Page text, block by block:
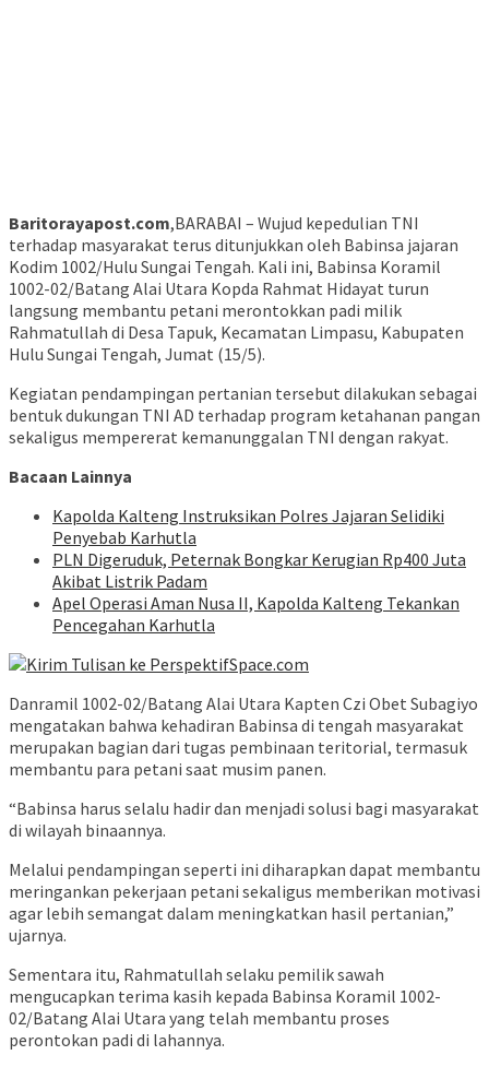
Baritorayapost.com,BARABAI – Wujud kepedulian TNI
terhadap masyarakat terus ditunjukkan oleh Babinsa jajaran
Kodim 1002/Hulu Sungai Tengah. Kali ini, Babinsa Koramil
1002-02/Batang Alai Utara Kopda Rahmat Hidayat turun
langsung membantu petani merontokkan padi milik
Rahmatullah di Desa Tapuk, Kecamatan Limpasu, Kabupaten
Hulu Sungai Tengah, Jumat (15/5).
Kegiatan pendampingan pertanian tersebut dilakukan sebagai
bentuk dukungan TNI AD terhadap program ketahanan pangan
sekaligus mempererat kemanunggalan TNI dengan rakyat.
Bacaan Lainnya
Kapolda Kalteng Instruksikan Polres Jajaran Selidiki
Penyebab Karhutla
PLN Digeruduk, Peternak Bongkar Kerugian Rp400 Juta
Akibat Listrik Padam
Apel Operasi Aman Nusa II, Kapolda Kalteng Tekankan
Pencegahan Karhutla
Danramil 1002-02/Batang Alai Utara Kapten Czi Obet Subagiyo
mengatakan bahwa kehadiran Babinsa di tengah masyarakat
merupakan bagian dari tugas pembinaan teritorial, termasuk
membantu para petani saat musim panen.
“Babinsa harus selalu hadir dan menjadi solusi bagi masyarakat
di wilayah binaannya.
Melalui pendampingan seperti ini diharapkan dapat membantu
meringankan pekerjaan petani sekaligus memberikan motivasi
agar lebih semangat dalam meningkatkan hasil pertanian,”
ujarnya.
Sementara itu, Rahmatullah selaku pemilik sawah
mengucapkan terima kasih kepada Babinsa Koramil 1002-
02/Batang Alai Utara yang telah membantu proses
perontokan padi di lahannya.